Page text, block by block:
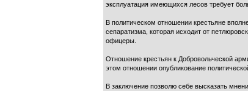
эксплуатация имеющихся лесов требует
В политическом отношении крестьяне
сепаратизма, которая исходит от
офицеры.
Отношение крестьян к Добровольческой
этом отношении опубликование
В заключение позволю себе высказать